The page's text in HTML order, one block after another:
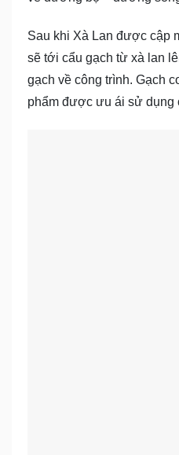
Sau khi Xà Lan được cập
sẽ tới cẩu gạch từ xà lan
gạch về công trình. Gạch
phẩm được ưu ái sử dụng